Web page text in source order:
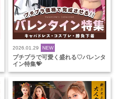
2026.01.29 NEW
プチプラで可愛く盛れる♡バレンタ
イン特集💝